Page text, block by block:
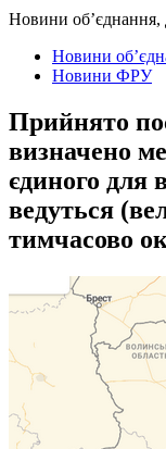
Новини об’єднання,
Новини
Новини ФРУ
Прийнято
визначено
єдиного для
ведуться
тимчасово